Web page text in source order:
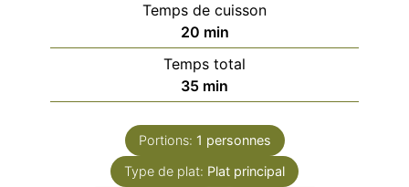
Temps de cuisson
20minutes
min
Temps total
35minutes
min
Portions: 1 personnes
Type de plat: Plat principal